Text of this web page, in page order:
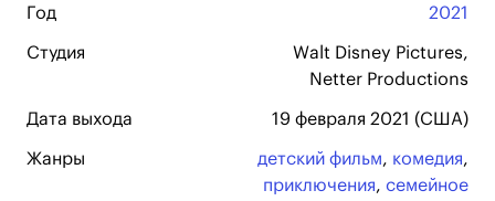
Год 2021
Студия
Walt Disney Pictures,
Netter Productions
Дата выхода 19 февраля 2021 (США)
Жанры детский фильм, комедия,
приключения, семейное